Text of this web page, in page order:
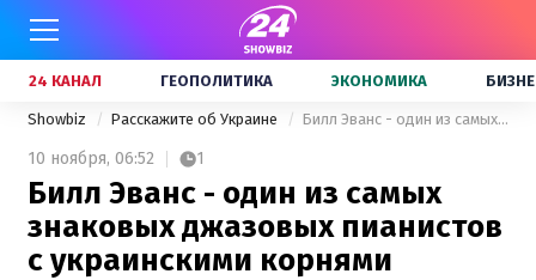
24 КАНАЛ ГЕОПОЛИТИКА ЭКОНОМИКА
Showbiz Расскажите об Украине Билл Эванс - один из самых знаковых джазовых пианистов с украинскими корнями
10 ноября, 06:52 1
Билл Эванс - один из самых
знаковых джазовых пианистов
с украинскими корнями